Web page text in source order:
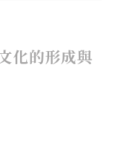
化的形成與